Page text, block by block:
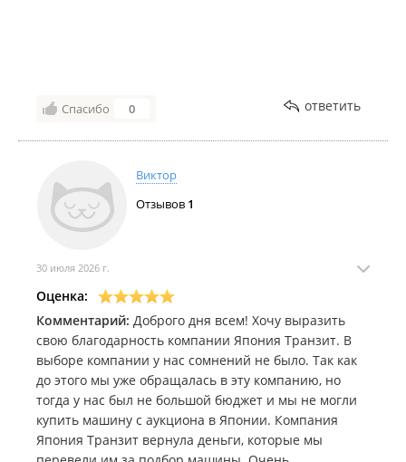
Спасибо 0 ответить
Виктор
Отзывов 1
30 июля 2026 г.
Оценка:
Комментарий: Доброго дня всем! Хочу выразить
свою благодарность компании Япония Транзит. В
выборе компании у нас сомнений не было. Так как
до этого мы уже обращалась в эту компанию, но
тогда у нас был не большой бюджет и мы не могли
купить машину с аукциона в Японии. Компания
Япония Транзит вернула деньги, которые мы